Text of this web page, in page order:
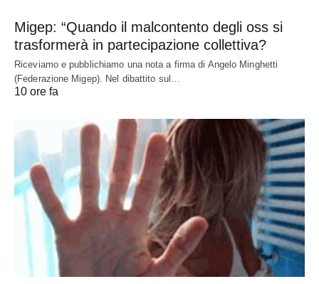
Migep: “Quando il malcontento degli oss si
trasformerà in partecipazione collettiva?
Riceviamo e pubblichiamo una nota a firma di Angelo Minghetti
(Federazione Migep). Nel dibattito sul…
10 ore fa